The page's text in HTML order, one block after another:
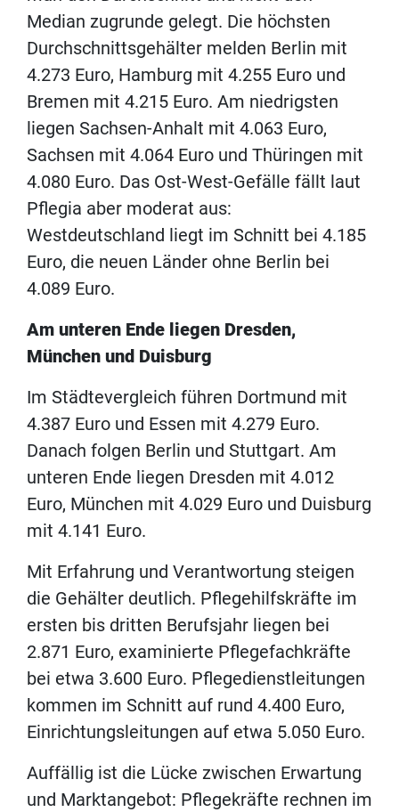
Median zugrunde gelegt. Die höchsten
Durchschnittsgehälter melden Berlin mit
4.273 Euro, Hamburg mit 4.255 Euro und
Bremen mit 4.215 Euro. Am niedrigsten
liegen Sachsen-Anhalt mit 4.063 Euro,
Sachsen mit 4.064 Euro und Thüringen mit
4.080 Euro. Das Ost-West-Gefälle fällt laut
Pflegia aber moderat aus:
Westdeutschland liegt im Schnitt bei 4.185
Euro, die neuen Länder ohne Berlin bei
4.089 Euro.
Am unteren Ende liegen Dresden,
München und Duisburg
Im Städtevergleich führen Dortmund mit
4.387 Euro und Essen mit 4.279 Euro.
Danach folgen Berlin und Stuttgart. Am
unteren Ende liegen Dresden mit 4.012
Euro, München mit 4.029 Euro und Duisburg
mit 4.141 Euro.
Mit Erfahrung und Verantwortung steigen
die Gehälter deutlich. Pflegehilfskräfte im
ersten bis dritten Berufsjahr liegen bei
2.871 Euro, examinierte Pflegefachkräfte
bei etwa 3.600 Euro. Pflegedienstleitungen
kommen im Schnitt auf rund 4.400 Euro,
Einrichtungsleitungen auf etwa 5.050 Euro.
Auffällig ist die Lücke zwischen Erwartung
und Marktangebot: Pflegekräfte rechnen im